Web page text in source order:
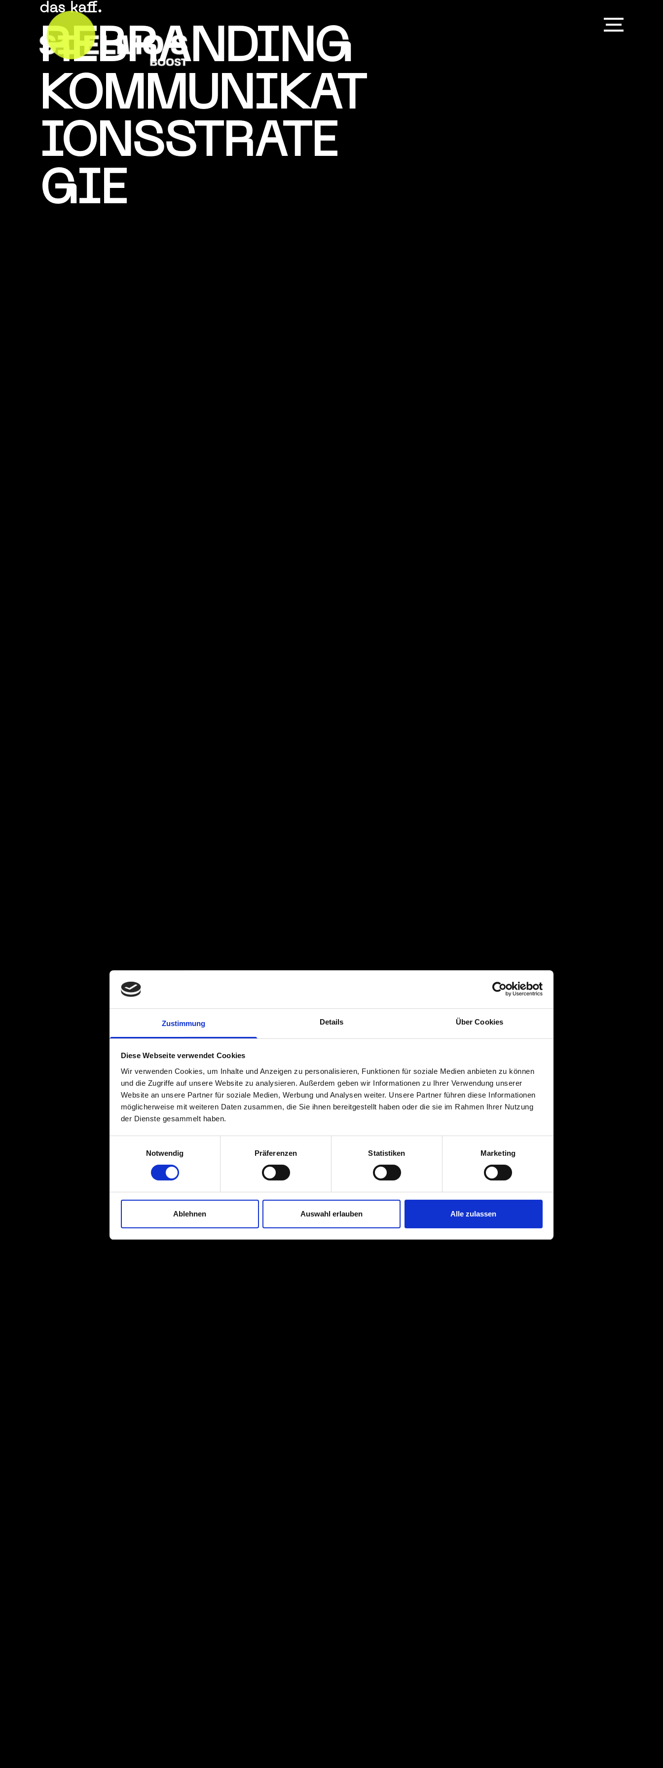
Zustimmung Details Über Cookies
Diese Webseite verwendet Cookies
Wir verwenden Cookies, um Inhalte und Anzeigen zu personalisieren, Funktionen für soziale Medien anbieten zu können
und die Zugriffe auf unsere Website zu analysieren. Außerdem geben wir Informationen zu Ihrer Verwendung unserer
Website an unsere Partner für soziale Medien, Werbung und Analysen weiter. Unsere Partner führen diese Informationen
möglicherweise mit weiteren Daten zusammen, die Sie ihnen bereitgestellt haben oder die sie im Rahmen Ihrer Nutzung
der Dienste gesammelt haben.
Notwendig
Präferenzen Statistiken Marketing
Ablehnen Auswahl erlauben Alle zulassen
das kaff.
REBRANDING
KOMMUNIKAT
IONSSTRATE
GIE